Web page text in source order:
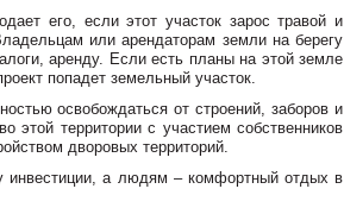
его, если этот участок зарос травой и
или арендаторам земли на берегу
аренду. Если есть планы на этой земле
попадет земельный участок.
освобождаться от строений, заборов и
этой территории с участием собственников
дворовых территорий.
инвестиции, а людям – комфортный отдых в